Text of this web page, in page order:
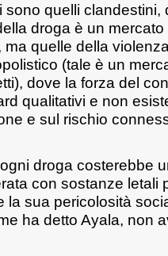
sono quelli clandestini,
droga è un
quelle della
(tale è un
dove la forza del
qualitativi e non
e sul rischio
droga costerebbe
con sostanze letali
la sua pericolosità
ha detto Ayala, non